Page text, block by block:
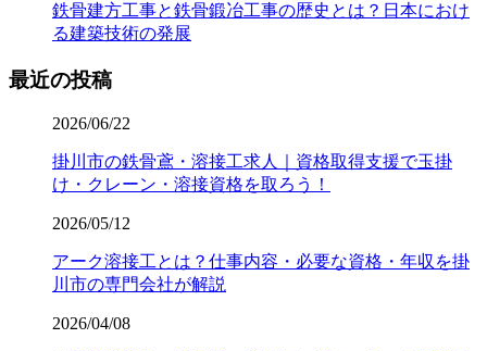
鉄骨建方工事と鉄骨鍛冶工事の歴史とは？日本におけ
る建築技術の発展
最近の投稿
2026/06/22
掛川市の鉄骨鳶・溶接工求人｜資格取得支援で玉掛
け・クレーン・溶接資格を取ろう！
2026/05/12
アーク溶接工とは？仕事内容・必要な資格・年収を掛
川市の専門会社が解説
2026/04/08